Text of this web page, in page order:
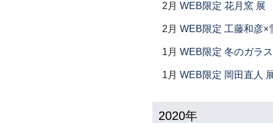
2月 WEB限定 花月窯 展
2月 WEB限定 工藤和彦×
1月 WEB限定 冬のガラ
1月 WEB限定 岡田直人
2020年